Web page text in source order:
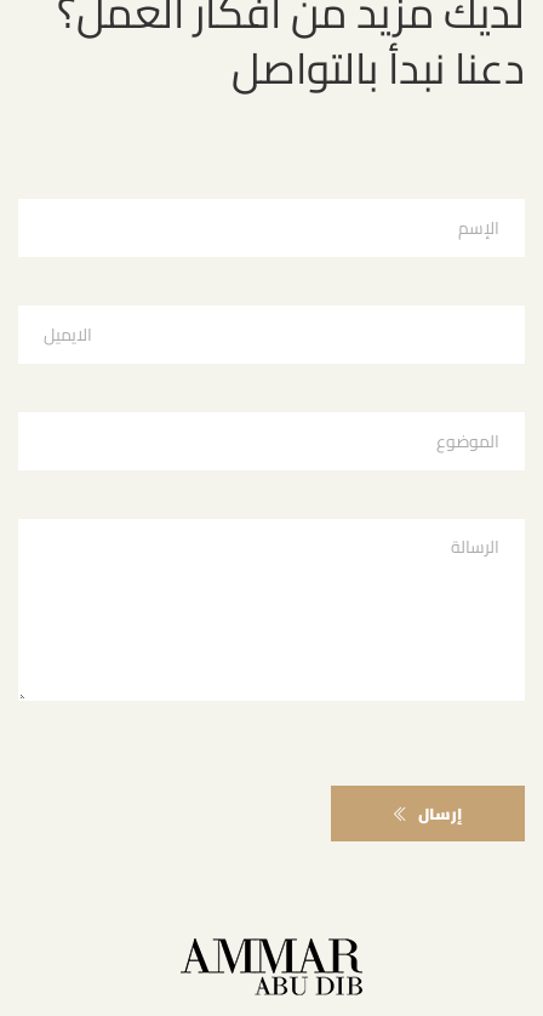
دعنا نبدأ بالتواصل
إرسال